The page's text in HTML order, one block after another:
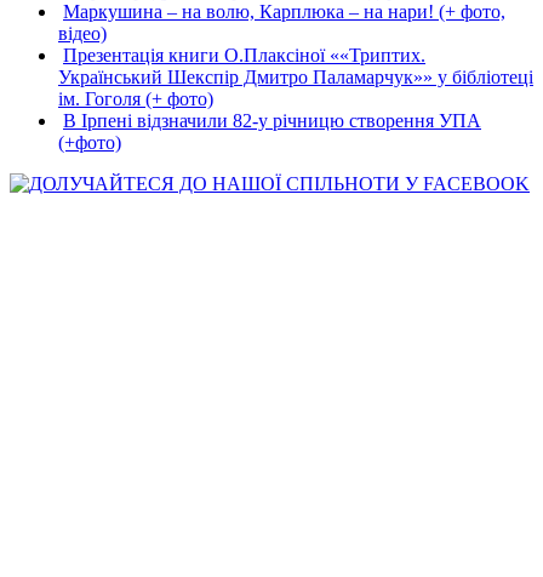
Маркушина – на волю, Карплюка – на нари! (+ фото,
відео)
Презентація книги О.Плаксіної ««Триптих.
Український Шекспір Дмитро Паламарчук»» у бібліотеці
ім. Гоголя (+ фото)
В Ірпені відзначили 82-у річницю створення УПА
(+фото)